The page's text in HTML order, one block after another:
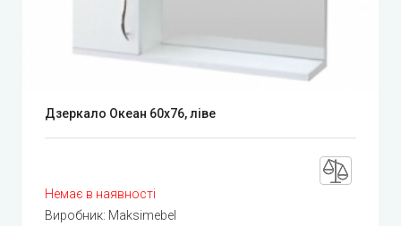
Дзеркало Океан 60х76, ліве
Немає в наявності
Виробник: Maksimebel